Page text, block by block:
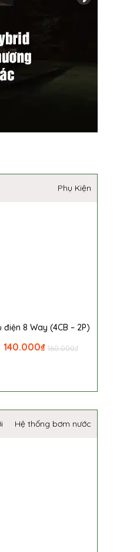
Phụ Kiện
điện 8 Way (4CB – 2P)
₫
160.000
₫
140.000
Hệ thống bơm nước